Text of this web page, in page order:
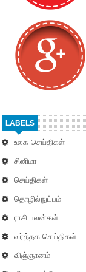
LABELS
உலக செய்திகள்
சினிமா
செய்திகள்
தொழில்நுட்பம்
ராசி பலன்கள்
வர்த்தக செய்திகள்
விஞ்ஞானம்